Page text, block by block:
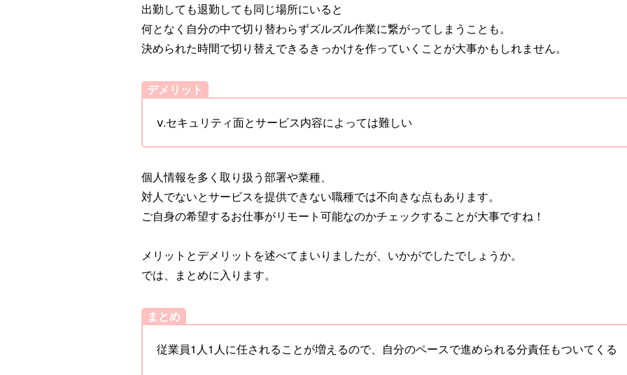
出勤しても退勤しても同じ場所にいると
何となく自分の中で切り替わらずズルズル作業に繋がってしまうことも。
決められた時間で切り替えできるきっかけを作っていくことが大事かもしれません。
デメリット
ⅴ.セキュリティ面とサービス内容によっては難しい
個人情報を多く取り扱う部署や業種、
対人でないとサービスを提供できない職種では不向きな点もあります。
ご自身の希望するお仕事がリモート可能なのかチェックすることが大事ですね！
メリットとデメリットを述べてまいりましたが、いかがでしたでしょうか。
では、まとめに入ります。
まとめ
従業員1人1人に任されることが増えるので、自分のペースで進められる分責任もついてくる